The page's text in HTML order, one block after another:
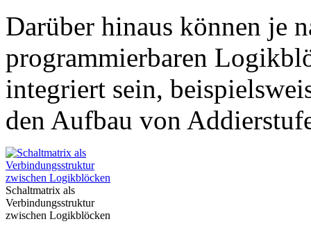
Darüber hinaus können je
programmierbaren
integriert sein,
den Aufbau von
Schaltmatrix als
Verbindungsstruktur
zwischen Logikblöcken